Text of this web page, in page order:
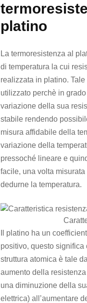
platino
La termoresistenza al
di temperatura la cui
realizzata in platino.
utilizzato perchè in
variazione della sua
stabile rendendo
misura affidabile della
variazione della
pressoché lineare e
facile, una volta
dedurne la temperatura.
Il platino ha un
positivo, questo significa
struttura atomica è tale
aumento della
una diminuzione della
elettrica) all’aumentare